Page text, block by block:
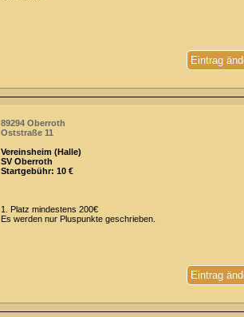
Eintrag
89294 Oberroth
Oststraße 11
Vereinsheim (Halle)
SV Oberroth
Startgebühr: 10 €
1. Platz mindestens 200€
Es werden nur Pluspunkte geschrieben.
Eintrag